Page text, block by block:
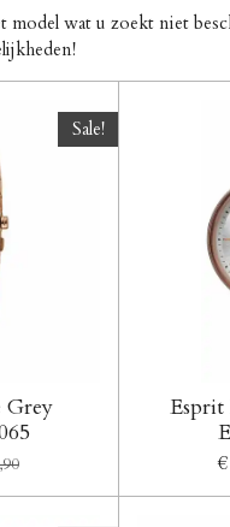
wat u zoekt niet
Sale!
Grey